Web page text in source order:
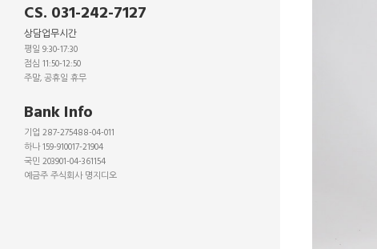
CS. 031-242-7127
상담업무시간
평일 9:30-17:30
점심 11:50-12:50
주말, 공휴일 휴무
Bank Info
기업 287-275488-04-011
하나 159-910017-21904
국민 203901-04-361154
예금주 주식회사 명지디오